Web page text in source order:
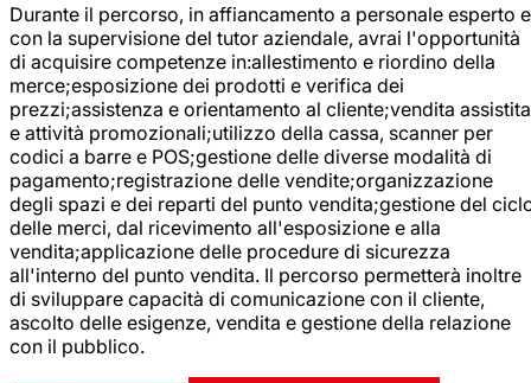
Durante il percorso, in affiancamento a personale esperto e
con la supervisione del tutor aziendale, avrai l'opportunità
di acquisire competenze in:allestimento e riordino della
merce;esposizione dei prodotti e verifica dei
prezzi;assistenza e orientamento al cliente;vendita assistita
e attività promozionali;utilizzo della cassa, scanner per
codici a barre e POS;gestione delle diverse modalità di
pagamento;registrazione delle vendite;organizzazione
degli spazi e dei reparti del punto vendita;gestione del
delle merci, dal ricevimento all'esposizione e alla
vendita;applicazione delle procedure di sicurezza
all'interno del punto vendita. Il percorso permetterà inoltre
di sviluppare capacità di comunicazione con il cliente,
ascolto delle esigenze, vendita e gestione della relazione
con il pubblico.